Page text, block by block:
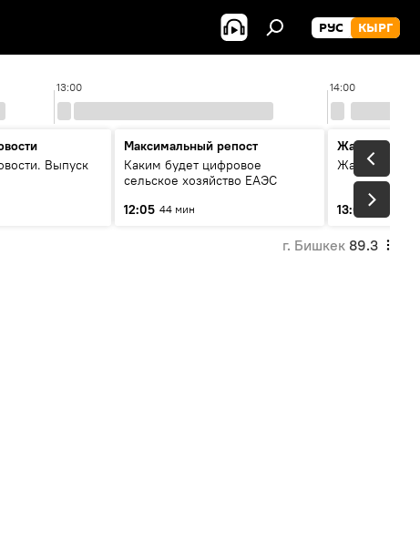
РУС КЫРГ
13:00 14:00
Выпуск
Максимальный репост
Каким будет цифровое
сельское хозяйство ЕАЭС
12:05 44 мин
Жаңылыктар
13:01 3 мин
г. Бишкек 89.3